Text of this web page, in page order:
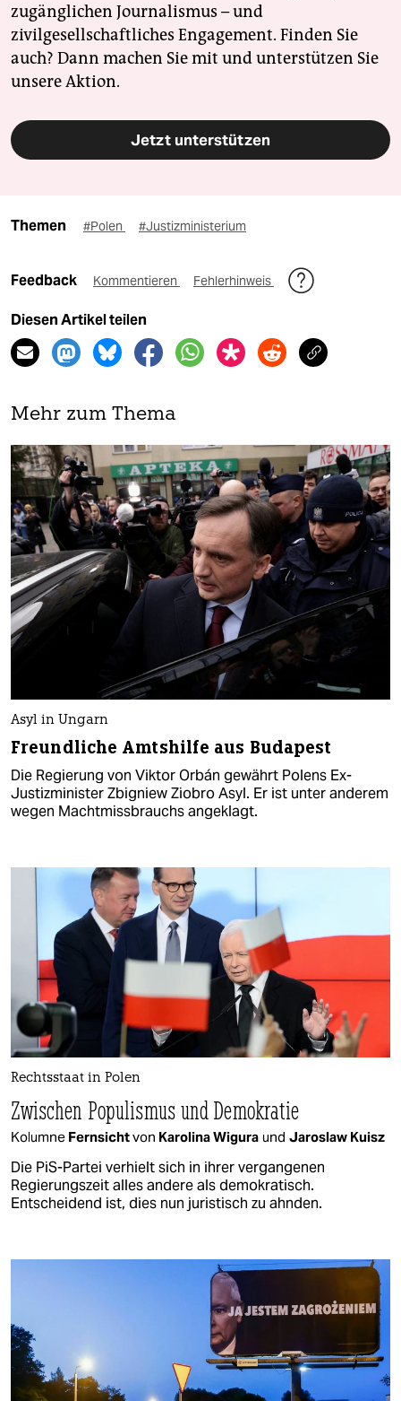
zugänglichen Journalismus – und
zivilgesellschaftliches Engagement. Finden Sie
auch? Dann machen Sie mit und unterstützen Sie
unsere Aktion.
Jetzt unterstützen
Themen #Polen #Justizministerium
Feedback Kommentieren Fehlerhinweis
Diesen Artikel teilen
Mehr zum Thema
Asyl in Ungarn
Freundliche Amtshilfe aus Budapest
Die Regierung von Viktor Orbán gewährt Polens Ex-
Justizminister Zbigniew Ziobro Asyl. Er ist unter anderem
wegen Machtmissbrauchs angeklagt.
Rechtsstaat in Polen
Zwischen Populismus und Demokratie
Kolumne Fernsichtvon Karolina Wigura und Jaroslaw Kuisz
Die PiS-Partei verhielt sich in ihrer vergangenen
Regierungszeit alles andere als demokratisch.
Entscheidend ist, dies nun juristisch zu ahnden.